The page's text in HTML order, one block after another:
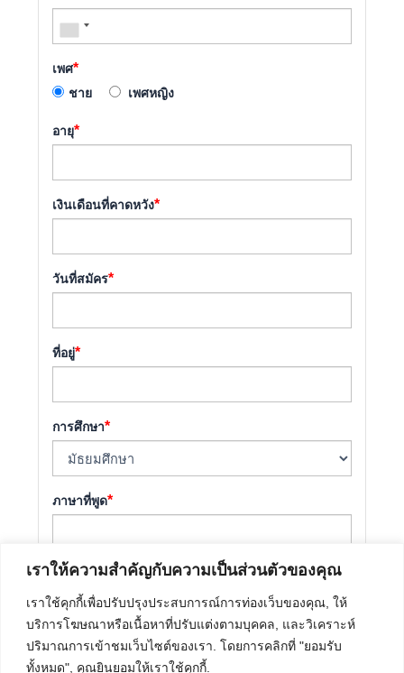
เราให้ความสำคัญกับความเป็นส่วนตัวของคุณ
เราใช้คุกกี้เพื่อปรับปรุงประสบการณ์การท่องเว็บของคุณ, ให้
บริการโฆษณาหรือเนื้อหาที่ปรับแต่งตามบุคคล, และวิเคราะห์
ปริมาณการเข้าชมเว็บไซต์ของเรา. โดยการคลิกที่ "ยอมรับ
ทั้งหมด", คุณยินยอมให้เราใช้คุกกี้.
เพศ*
ชาย เพศหญิง
อายุ*
เงินเดือนที่คาดหวัง*
วันที่สมัคร*
ที่อยู่*
การศึกษา*
ภาษาที่พูด*
คุณรู้จักบริษัทได้อย่างไร*
แนบประวัติย่อ*